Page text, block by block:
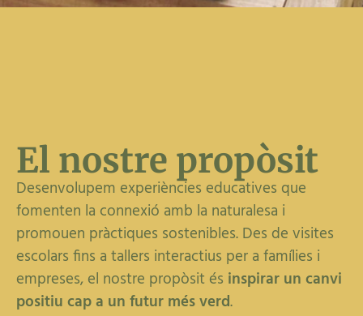
natura,
aprenentatge de
vida
El nostre propòsit
Desenvolupem experiències educatives que
fomenten la connexió amb la naturalesa i
promouen pràctiques sostenibles. Des de visites
escolars fins a tallers interactius per a famílies i
empreses, el nostre propòsit és inspirar un canvi
positiu cap a un futur més verd.